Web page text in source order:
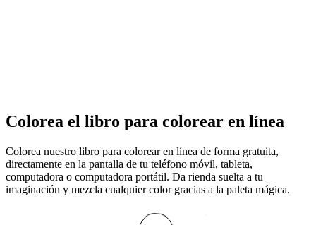
Colorea el libro para colorear en línea
Colorea nuestro libro para colorear en línea de forma gratuita,
directamente en la pantalla de tu teléfono móvil, tableta,
computadora o computadora portátil. Da rienda suelta a tu
imaginación y mezcla cualquier color gracias a la paleta mágica.